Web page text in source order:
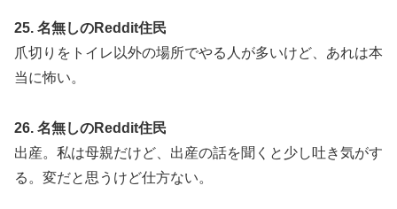
25. 名無しのReddit住民
爪切りをトイレ以外の場所でやる人が多いけど、あれは本
当に怖い。
26. 名無しのReddit住民
出産。私は母親だけど、出産の話を聞くと少し吐き気がす
る。変だと思うけど仕方ない。